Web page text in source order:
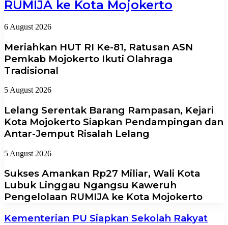
RUMIJA ke Kota Mojokerto
6 August 2026
Meriahkan HUT RI Ke-81, Ratusan ASN
Pemkab Mojokerto Ikuti Olahraga
Tradisional
5 August 2026
Lelang Serentak Barang Rampasan, Kejari
Kota Mojokerto Siapkan Pendampingan dan
Antar-Jemput Risalah Lelang
5 August 2026
Sukses Amankan Rp27 Miliar, Wali Kota
Lubuk Linggau Ngangsu Kaweruh
Pengelolaan RUMIJA ke Kota Mojokerto
Kementerian PU Siapkan Sekolah Rakyat